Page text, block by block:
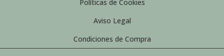
Políticas de Cookies
Aviso Legal
Condiciones de Compra